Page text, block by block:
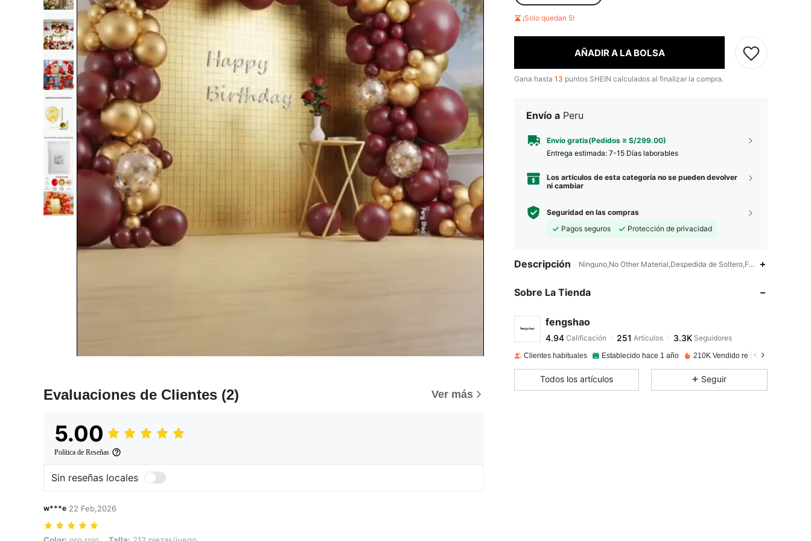
Evaluaciones de Clientes (2) Ver más
5.00
Política de Reseñas
Sin reseñas locales
w***e 22 Feb,2026
¡Solo quedan 5!
AÑADIR A LA BOLSA
Gana hasta 13 puntos SHEIN calculados al finalizar la compra.
Envío a Peru
Envío gratis(Pedidos ≥ S/299.00)
Entrega estimada: 7-15 Días laborables
Los artículos de esta categoría no se pueden devolver
ni cambiar
Seguridad en las compras
Pagos seguros
Protección de privacidad
Descripción Ninguno,No Other Material,Despedida de Soltero,Fiesta
Sobre La Tienda
fengshao
4.94
4.94Calificación
l***iseguidoHace 1 día
4.94
Clientes habituales Establecido hace 1 año 210K Vendido recientemente
Todos los artículos Seguir